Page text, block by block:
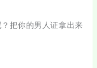
把你的男人证拿出来